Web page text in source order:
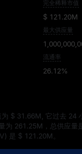
完全稀释市值
$ 121.20M
最大供应量
流通率
26.12%
$ 31.66M , 它过去 24
为 261.25M ，总供应量
是 $ 121.20M